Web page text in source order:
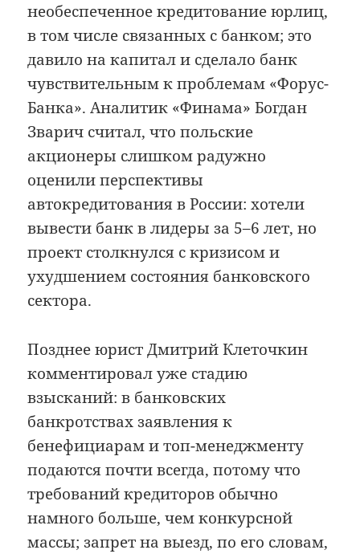
необеспеченное кредитование юрлиц,
в том числе связанных с банком; это
давило на капитал и сделало банк
чувствительным к проблемам «Форус-
Банка». Аналитик «Финама» Богдан
Зварич считал, что польские
акционеры слишком радужно
оценили перспективы
автокредитования в России: хотели
вывести банк в лидеры за 5–6 лет, но
проект столкнулся с кризисом и
ухудшением состояния банковского
сектора.
Позднее юрист Дмитрий Клеточкин
комментировал уже стадию
взысканий: в банковских
банкротствах заявления к
бенефициарам и топ-менеджменту
подаются почти всегда, потому что
требований кредиторов обычно
намного больше, чем конкурсной
массы; запрет на выезд, по его словам,